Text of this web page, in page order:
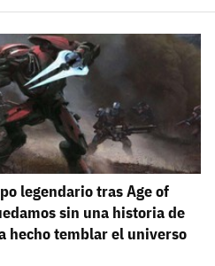
legendario tras Age of
sin una historia de
hecho temblar el universo